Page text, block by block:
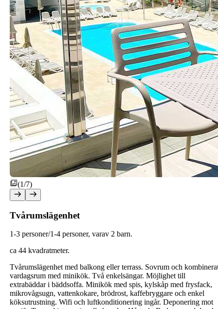
(1/7)
Tvårumslägenhet
1-3 personer/1-4 personer, varav 2 barn.
ca 44 kvadratmeter.
Tvårumslägenhet med balkong eller terrass. Sovrum och
vardagsrum med minikök. Två enkelsängar. Möjlighet till
extrabäddar i bäddsoffa. Minikök med spis, kylskåp med frysfack,
mikrovågsugn, vattenkokare, brödrost, kaffebryggare och enkel
köksutrustning. Wifi och luftkonditionering ingår. Deponering mot